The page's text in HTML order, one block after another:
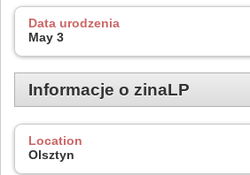
Data urodzenia
May 3
Informacje o zinaLP
Location
Olsztyn